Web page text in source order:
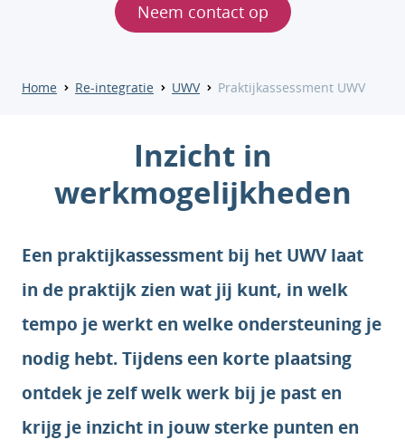
Neem contact op
Home Re-integratie UWV Praktijkassessment UWV
Inzicht in
werkmogelijkheden
Een praktijkassessment bij het UWV laat
in de praktijk zien wat jij kunt, in welk
tempo je werkt en welke ondersteuning je
nodig hebt. Tijdens een korte plaatsing
ontdek je zelf welk werk bij je past en
krijg je inzicht in jouw sterke punten en